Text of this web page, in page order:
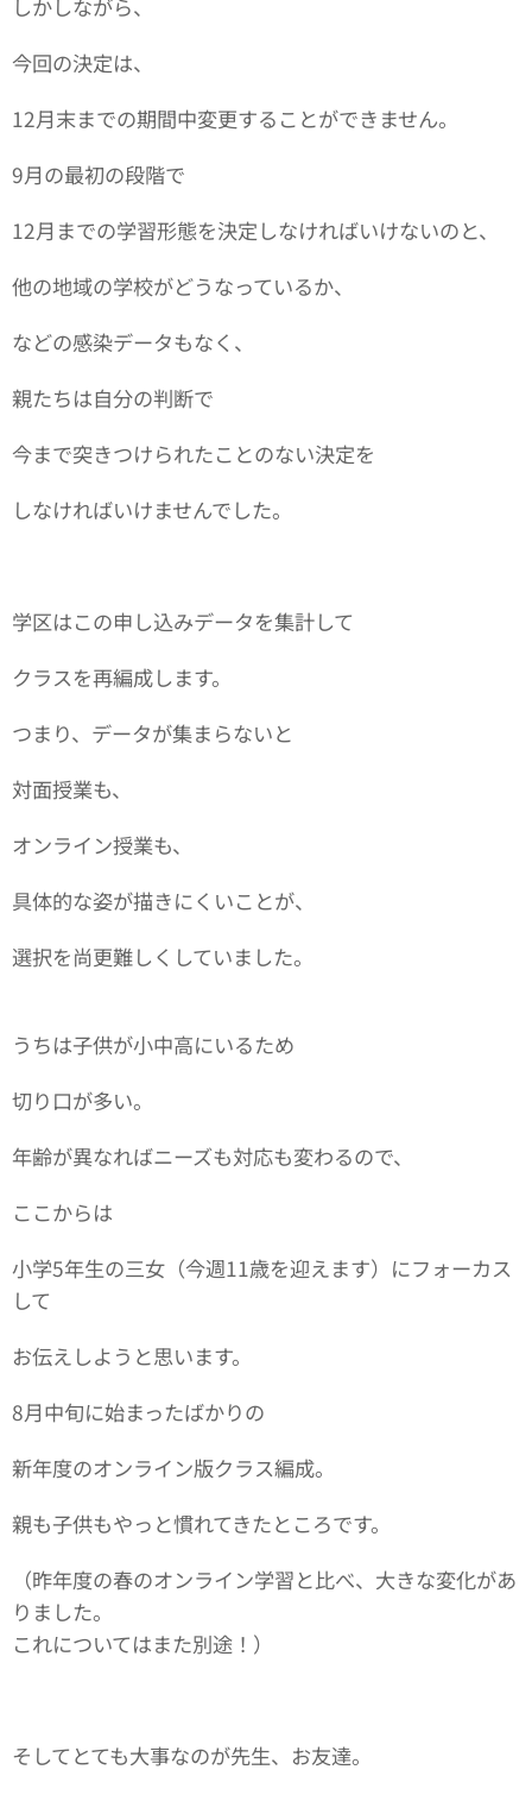
しかしながら、
今回の決定は、
12月末までの期間中変更することができません。
9月の最初の段階で
12月までの学習形態を決定しなければいけないのと、
他の地域の学校がどうなっているか、
などの感染データもなく、
親たちは自分の判断で
今まで突きつけられたことのない決定を
しなければいけませんでした。
学区はこの申し込みデータを集計して
クラスを再編成します。
つまり、データが集まらないと
対面授業も、
オンライン授業も、
具体的な姿が描きにくいことが、
選択を尚更難しくしていました。
うちは子供が小中高にいるため
切り口が多い。
年齢が異なればニーズも対応も変わるので、
ここからは
小学5年生の三女（今週11歳を迎えます）にフォーカス
して
お伝えしようと思います。
8月中旬に始まったばかりの
新年度のオンライン版クラス編成。
親も子供もやっと慣れてきたところです。
（昨年度の春のオンライン学習と比べ、大きな変化があ
りました。
これについてはまた別途！）
そしてとても大事なのが先生、お友達。